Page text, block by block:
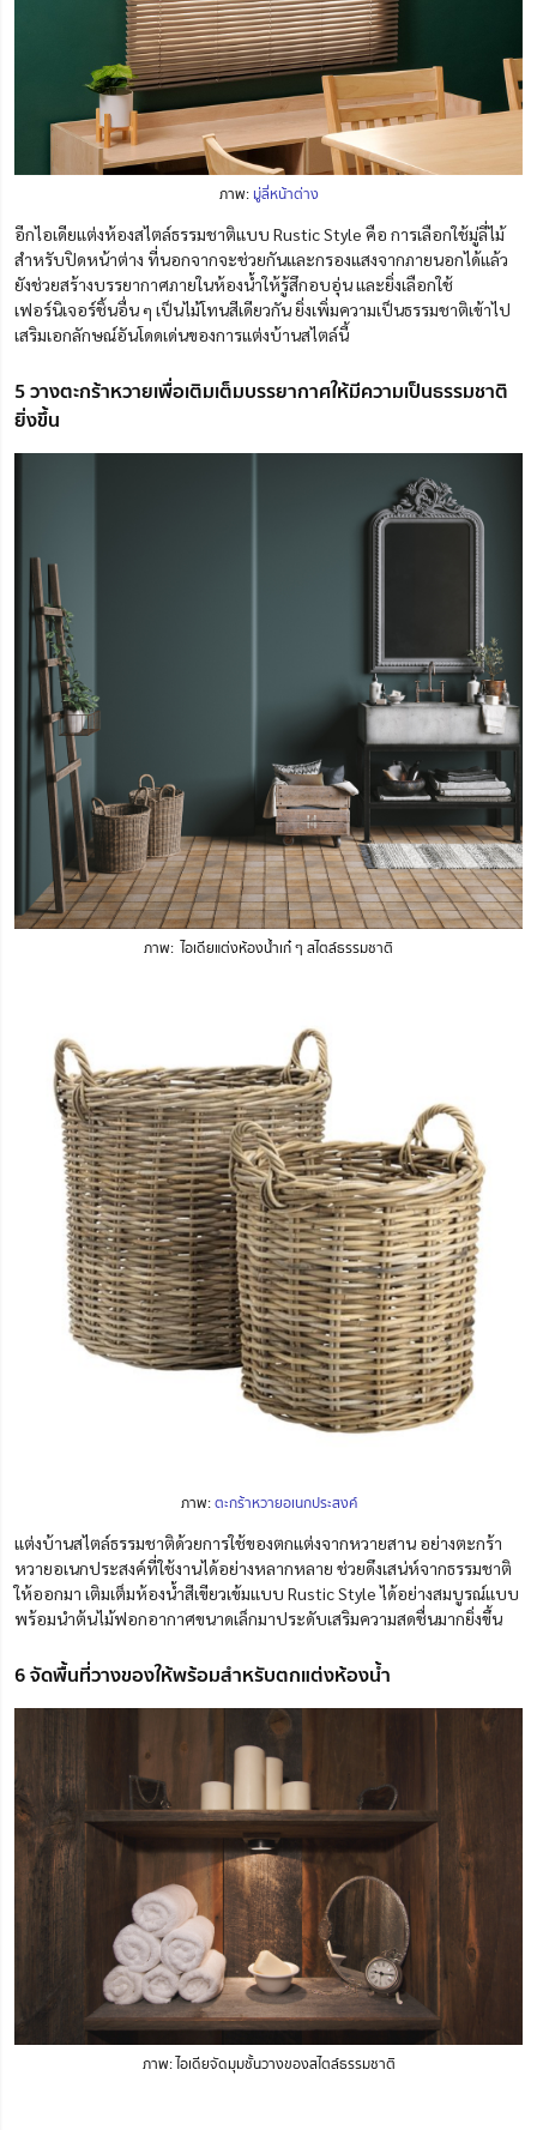
ภาพ: มู่ลี่หน้าต่าง
อีกไอเดียแต่งห้องสไตล์ธรรมชาติแบบ Rustic Style คือ การเลือกใช้มู่ลี่ไม้
สำหรับปิดหน้าต่าง ที่นอกจากจะช่วยกันและกรองแสงจากภายนอกได้แล้ว
ยังช่วยสร้างบรรยากาศภายในห้องน้ำให้รู้สึกอบอุ่น และยิ่งเลือกใช้
เฟอร์นิเจอร์ชิ้นอื่น ๆ เป็นไม้โทนสีเดียวกัน ยิ่งเพิ่มความเป็นธรรมชาติเข้าไป
เสริมเอกลักษณ์อันโดดเด่นของการแต่งบ้านสไตล์นี้
5 วางตะกร้าหวายเพื่อเติมเต็มบรรยากาศให้มีความเป็นธรรมชาติ
ยิ่งขึ้น
ภาพ: ไอเดียแต่งห้องน้ำเก๋ ๆ สไตล์ธรรมชาติ
ภาพ:ตะกร้าหวายอเนกประสงค์
แต่งบ้านสไตล์ธรรมชาติด้วยการใช้ของตกแต่งจากหวายสาน อย่างตะกร้า
หวายอเนกประสงค์ที่ใช้งานได้อย่างหลากหลาย ช่วยดึงเสน่ห์จากธรรมชาติ
ให้ออกมา เติมเต็มห้องน้ำสีเขียวเข้มแบบ Rustic Style ได้อย่างสมบูรณ์แบบ
พร้อมนำต้นไม้ฟอกอากาศขนาดเล็กมาประดับเสริมความสดชื่นมากยิ่งขึ้น
6 จัดพื้นที่วางของให้พร้อมสำหรับตกแต่งห้องน้ำ
ภาพ: ไอเดียจัดมุมชั้นวางของสไตล์ธรรมชาติ